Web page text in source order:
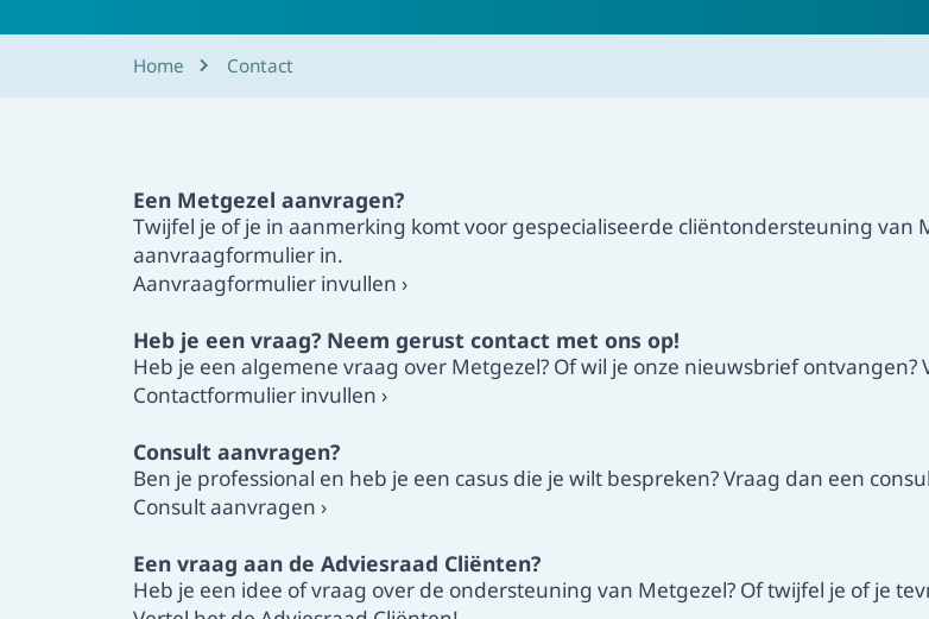
Home Contact
Een Metgezel aanvragen?
Twijfel je of je in aanmerking komt voor gespecialiseerde cliëntondersteuning van
aanvraagformulier in.
Aanvraagformulier invullen ›
Heb je een vraag? Neem gerust contact met ons op!
Heb je een algemene vraag over Metgezel? Of wil je onze nieuwsbrief
Contactformulier invullen ›
Consult aanvragen?
Ben je professional en heb je een casus die je wilt bespreken? Vraag dan een
Consult aanvragen ›
Een vraag aan de Adviesraad Cliënten?
Heb je een idee of vraag over de ondersteuning van Metgezel? Of twijfel je of je